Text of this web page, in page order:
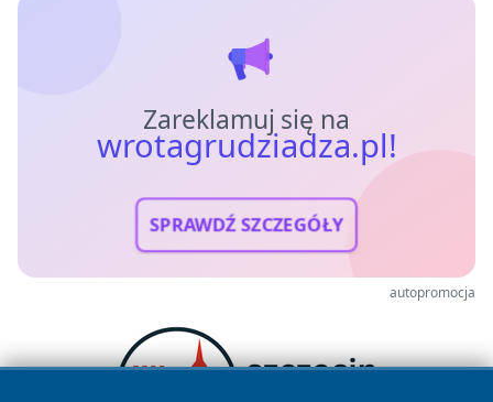
Zareklamuj się na
wrotagrudziadza.pl!
SPRAWDŹ SZCZEGÓŁY
autopromocja